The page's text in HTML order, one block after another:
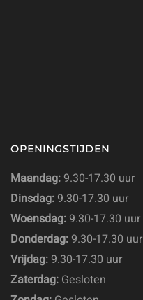
OPENINGSTIJDEN
Maandag: 9.30-17.30 uur
Dinsdag: 9.30-17.30 uur
Woensdag: 9.30-17.30 uur
Donderdag: 9.30-17.30 uur
Vrijdag: 9.30-17.30 uur
Zaterdag: Gesloten